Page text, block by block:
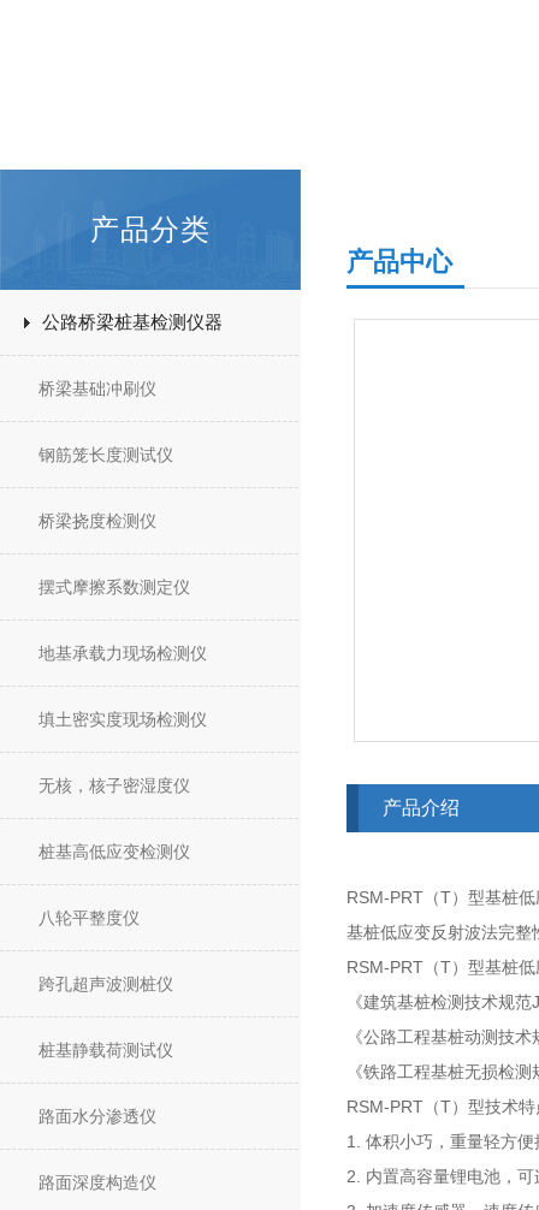
产品分类
公路桥梁桩基检测仪器
桥梁基础冲刷仪
钢筋笼长度测试仪
桥梁挠度检测仪
摆式摩擦系数测定仪
地基承载力现场检测仪
填土密实度现场检测仪
无核，核子密湿度仪
桩基高低应变检测仪
八轮平整度仪
跨孔超声波测桩仪
桩基静载荷测试仪
路面水分渗透仪
路面深度构造仪
产品中心
产品介绍
RSM-PRT（T）型基桩
基桩低应变反射波法完整
RSM-PRT（T）型基桩
《建筑基桩检测技术规范
《公路工程基桩动测技术
《铁路工程基桩无损检测
RSM-PRT（T）型技术特
1. 体积小巧，重量轻方
2. 内置高容量锂电池，可